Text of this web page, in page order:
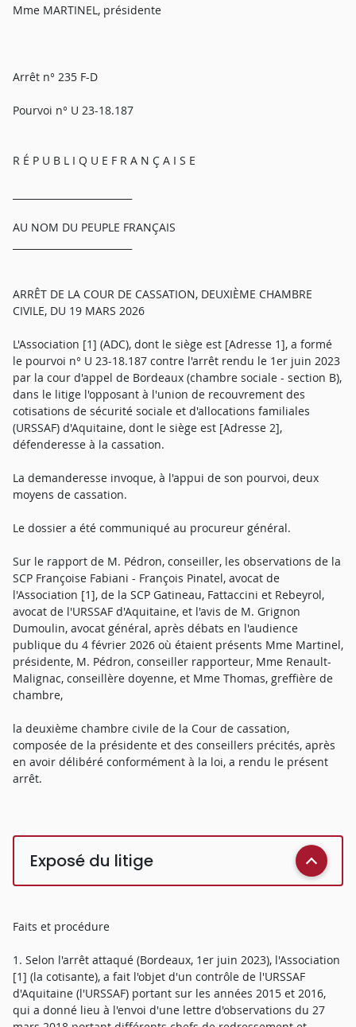
Mme MARTINEL, présidente
Arrêt n° 235 F-D
Pourvoi n° U 23-18.187
R É P U B L I Q U E F R A N Ç A I S E
AU NOM DU PEUPLE FRANÇAIS
ARRÊT DE LA COUR DE CASSATION, DEUXIÈME CHAMBRE
CIVILE, DU 19 MARS 2026
L'Association [1] (ADC), dont le siège est [Adresse 1], a formé
le pourvoi n° U 23-18.187 contre l'arrêt rendu le 1er juin 2023
par la cour d'appel de Bordeaux (chambre sociale - section B),
dans le litige l'opposant à l'union de recouvrement des
cotisations de sécurité sociale et d'allocations familiales
(URSSAF) d'Aquitaine, dont le siège est [Adresse 2],
défenderesse à la cassation.
La demanderesse invoque, à l'appui de son pourvoi, deux
moyens de cassation.
Le dossier a été communiqué au procureur général.
Sur le rapport de M. Pédron, conseiller, les observations de la
SCP Françoise Fabiani - François Pinatel, avocat de
l'Association [1], de la SCP Gatineau, Fattaccini et Rebeyrol,
avocat de l'URSSAF d'Aquitaine, et l'avis de M. Grignon
Dumoulin, avocat général, après débats en l'audience
publique du 4 février 2026 où étaient présents Mme Martinel,
présidente, M. Pédron, conseiller rapporteur, Mme Renault-
Malignac, conseillère doyenne, et Mme Thomas, greffière de
chambre,
la deuxième chambre civile de la Cour de cassation,
composée de la présidente et des conseillers précités, après
en avoir délibéré conformément à la loi, a rendu le présent
arrêt.
Exposé du litige
Faits et procédure
1. Selon l'arrêt attaqué (Bordeaux, 1er juin 2023), l'Association
[1] (la cotisante), a fait l'objet d'un contrôle de l'URSSAF
d'Aquitaine (l'URSSAF) portant sur les années 2015 et 2016,
qui a donné lieu à l'envoi d'une lettre d'observations du 27